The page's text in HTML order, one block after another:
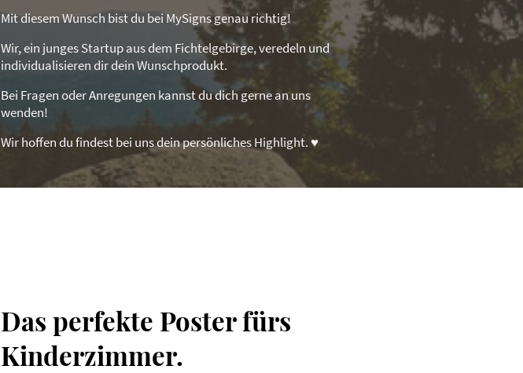
Mit diesem Wunsch bist du bei MySigns genau richtig!
Wir, ein junges Startup aus dem Fichtelgebirge, veredeln und
individualisieren dir dein Wunschprodukt.
Bei Fragen oder Anregungen kannst du dich gerne an uns
wenden!
Wir hoffen du findest bei uns dein persönliches Highlight. ♥
Das perfekte Poster fürs
Kinderzimmer.